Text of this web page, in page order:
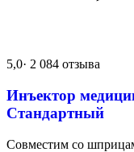
5,0· 2 084 отзыва
Инъектор
Стандартный
Совместим со